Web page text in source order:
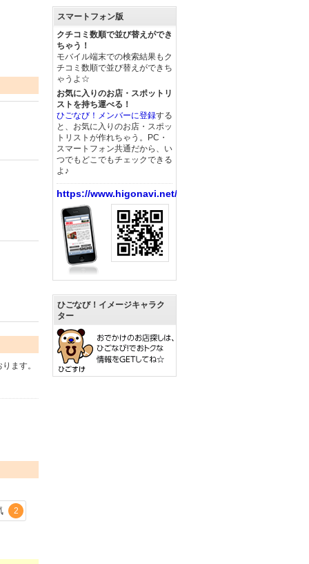
ます。
2
スマートフォン版
クチコミ数順で並び替えができ
ちゃう！
モバイル端末での検索結果もク
チコミ数順で並び替えができち
ゃうよ☆
お気に入りのお店・スポットリ
ストを持ち運べる！
ひごなび！メンバーに登録する
と、お気に入りのお店・スポッ
トリストが作れちゃう。PC・
スマートフォン共通だから、い
つでもどこでもチェックできる
よ♪
https://www.higonavi.net/
ひごなび！イメージキャラク
ター